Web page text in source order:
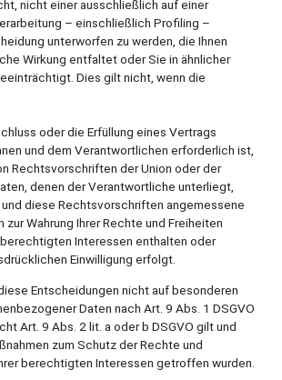
nicht einer ausschließlich auf einer
– einschließlich Profiling –
unterworfen zu werden, die Ihnen
Wirkung entfaltet oder Sie in ähnlicher
Dies gilt nicht, wenn die
oder die Erfüllung eines Vertrags
und dem Verantwortlichen erforderlich ist,
Rechtsvorschriften der Union oder der
denen der Verantwortliche unterliegt,
diese Rechtsvorschriften angemessene
zur Wahrung Ihrer Rechte und Freiheiten
Interessen enthalten oder
Einwilligung erfolgt.
Entscheidungen nicht auf besonderen
Daten nach Art. 9 Abs. 1 DSGVO
Art. 9 Abs. 2 lit. a oder b DSGVO gilt und
zum Schutz der Rechte und
berechtigten Interessen getroffen wurden.